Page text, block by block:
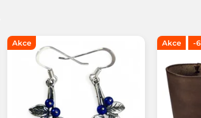
Akce Akce -